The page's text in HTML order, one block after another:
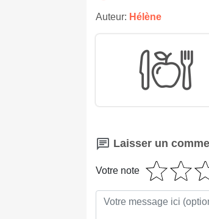
Auteur: Hélène
Laisser un
Votre note